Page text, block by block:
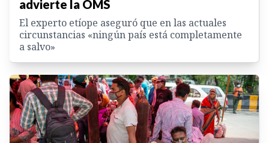
advierte la OMS
El experto etíope aseguró que en las actuales
circunstancias «ningún país está completamente
a salvo»